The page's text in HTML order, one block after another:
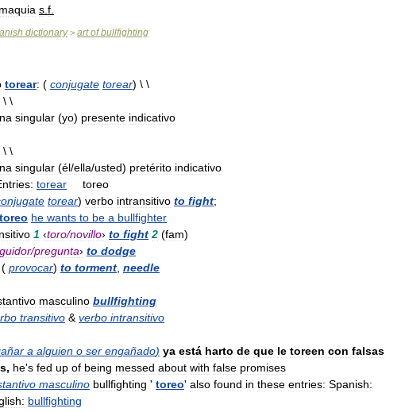
s f
dictionary> art of bullfighting
torear: ( conjugate torear) \ \
\ \
singular (yo) presente indicativo
\ \
singular (él/ella/usted) pretérito indicativo
torear
toreo
torear) verbo intransitivo to fight;
toreo he wants to be a bullfighter
1 ‹toro/novillo› to fight 2 (fam)
/pregunta› to dodge
provocar) to torment needle
masculino bullfighting
transitivo & verbo intransitivo
a alguien o ser engañado) ya está harto de que le toreen con falsas
, he's fed up of being messed about with false promises
masculino bullfighting ' toreo' also found in these entries: Spanish:
bullfighting